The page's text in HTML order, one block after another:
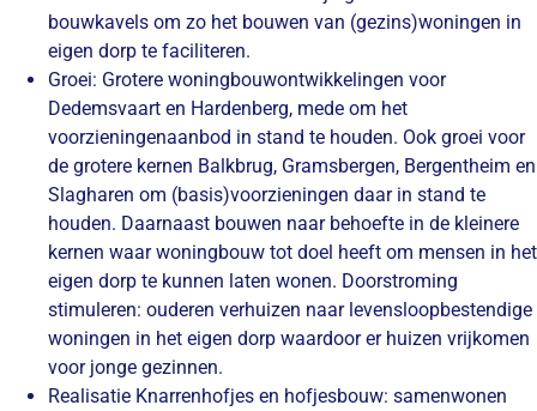
bouwkavels om zo het bouwen van (gezins)woningen in
eigen dorp te faciliteren.
Groei: Grotere woningbouwontwikkelingen voor
Dedemsvaart en Hardenberg, mede om het
voorzieningenaanbod in stand te houden. Ook groei voor
de grotere kernen Balkbrug, Gramsbergen, Bergentheim en
Slagharen om (basis)voorzieningen daar in stand te
houden. Daarnaast bouwen naar behoefte in de kleinere
kernen waar woningbouw tot doel heeft om mensen in het
eigen dorp te kunnen laten wonen. Doorstroming
stimuleren: ouderen verhuizen naar levensloopbestendige
woningen in het eigen dorp waardoor er huizen vrijkomen
voor jonge gezinnen.
Realisatie Knarrenhofjes en hofjesbouw: samenwonen